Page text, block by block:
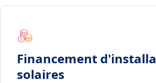
Financement
solaires